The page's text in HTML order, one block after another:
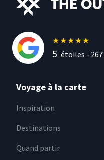
★★★★★
5 étoiles - 267
Voyage à la carte
Inspiration
Destinations
Quand partir